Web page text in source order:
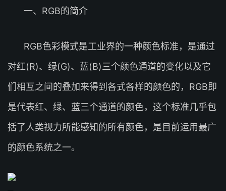
一、RGB的简介
RGB色彩模式是工业界的一种颜色标准，是通过
对红(R)、绿(G)、蓝(B)三个颜色通道的变化以及它
们相互之间的叠加来得到各式各样的颜色的，RGB即
是代表红、绿、蓝三个通道的颜色，这个标准几乎包
括了人类视力所能感知的所有颜色，是目前运用最广
的颜色系统之一。